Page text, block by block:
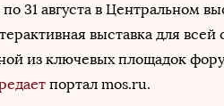
по 31 августа в Центральном
выставка для
из ключевых площадок
портал mos.ru.